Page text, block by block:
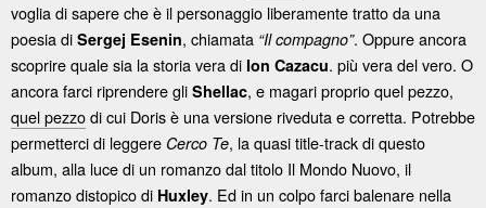
voglia di sapere che è il personaggio liberamente tratto da una
poesia di Sergej Esenin, chiamata “Il compagno”. Oppure ancora
scoprire quale sia la storia vera di Ion Cazacu. più vera del vero. O
ancora farci riprendere gli Shellac, e magari proprio quel pezzo,
quel pezzodi cui Doris è una versione riveduta e corretta. Potrebbe
permetterci di leggere Cerco Te, la quasi title-track di questo
album, alla luce di un romanzo dal titolo Il Mondo Nuovo, il
romanzo distopico di Huxley. Ed in un colpo farci balenare nella